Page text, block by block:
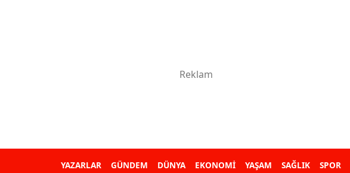
YAZARLAR GÜNDEM DÜNYA EKONOMİ YAŞAM SAĞLIK SPOR